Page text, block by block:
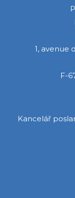
1, avenue
F-
Kancelář